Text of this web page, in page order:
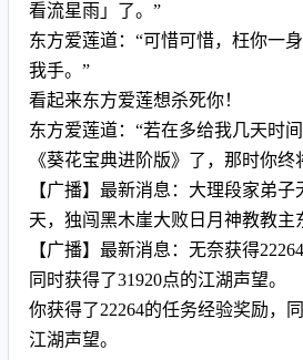
看流星雨」了。”
东方爱莲道：“可惜可惜，枉你一
我手。”
看起来东方爱莲想杀死你！
东方爱莲道：“若在多给我几天时
《葵花宝典进阶版》了，那时你
【广播】最新消息：大理段家弟子
天，独闯黑木崖大败日月神教教主
【广播】最新消息：无奈获得
同时获得了31920点的江湖声望。
你获得了22264的任务经验奖励，
江湖声望。